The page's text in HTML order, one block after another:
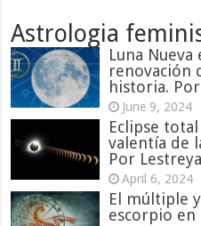
Astrologia
Luna Nueva
renovación
historia.
June 9, 2024
Eclipse
valentía de
Por Lestreya
April 6, 2024
El múltiple
escorpio en